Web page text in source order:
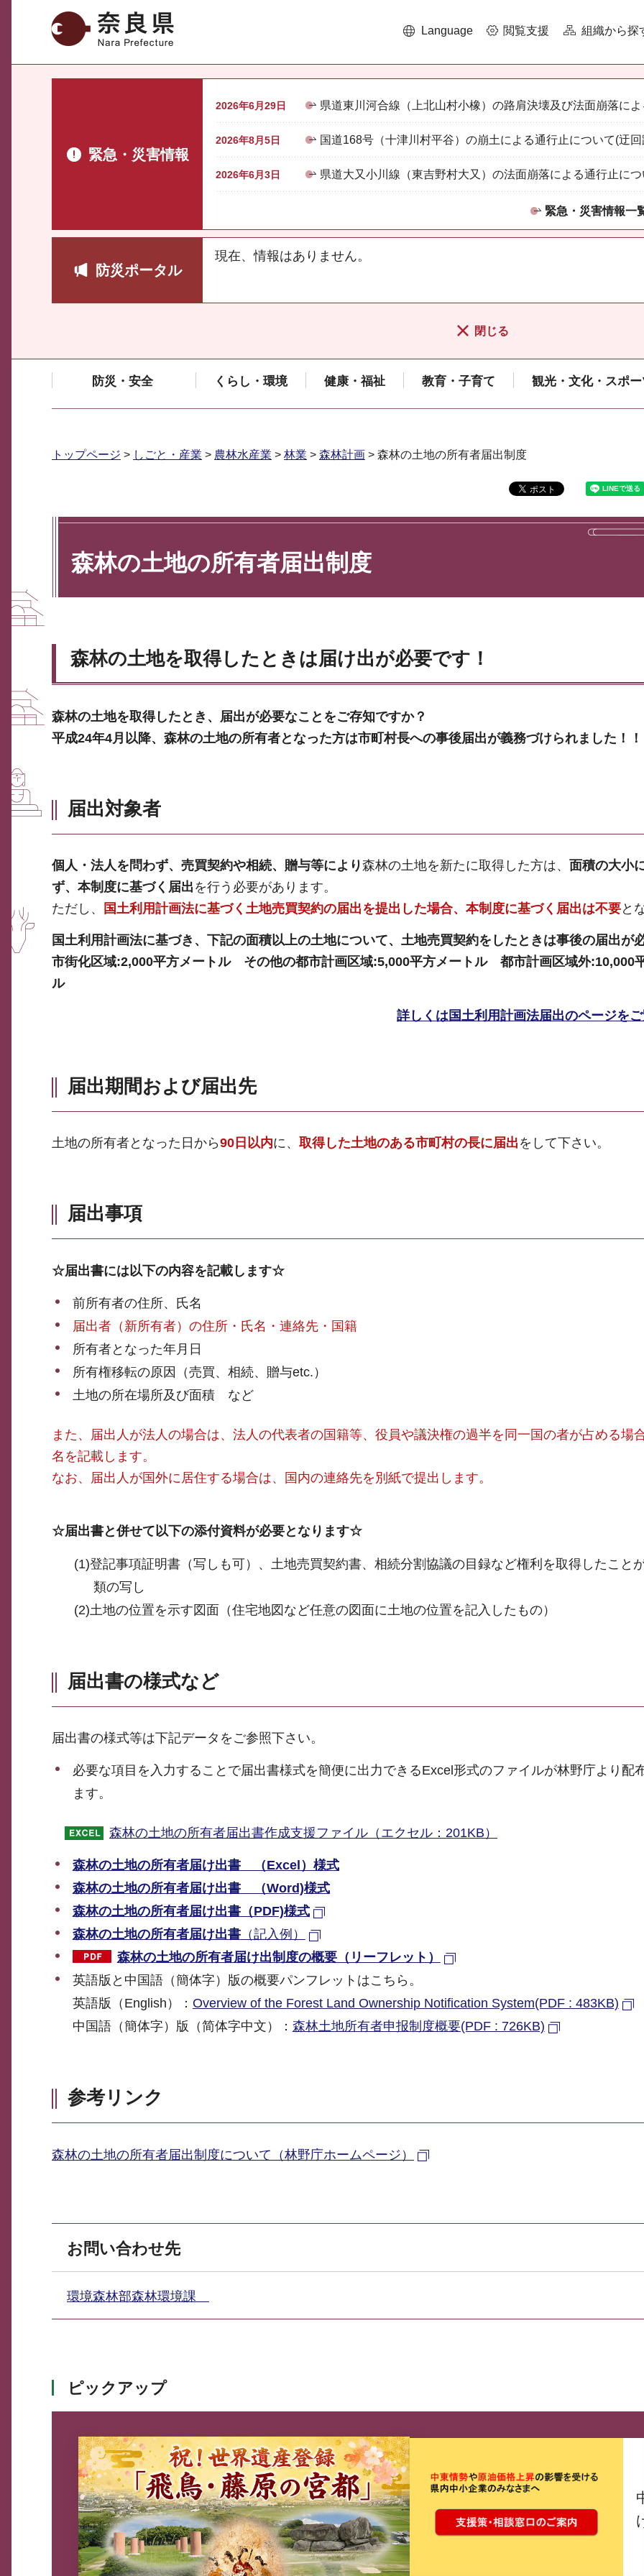
奈良県 Language 閲覧支援 組織から探
緊急・災害情報
2026年6月29日 県道東川河合線（上北山村小橡）の路肩決壊及び法面崩落に
2026年8月5日 国道168号（十津川村平谷）の崩土による通行止について(迂
2026年6月3日 県道大又小川線（東吉野村大又）の法面崩落による通行止につ
緊急・災害情報一
防災ポータル
現在、情報はありません。
閉じる
防災・安全 くらし・環境 健康・福祉 教育・子育て 観光・文化・スポー
トップページ > しごと・産業 > 農林水産業 > 林業 > 森林計画 > 森林の土地の所有者届出制度
森林の土地の所有者届出制度
森林の土地を取得したときは届け出が必要です！
森林の土地を取得したとき、届出が必要なことをご存知ですか？
平成24年4月以降、森林の土地の所有者となった方は市町村長への事後届出が義務づけられました！！
届出対象者
個人・法人を問わず、売買契約や相続、贈与等により森林の土地を新たに取得した方は、 面積の大小
ず、本制度に基づく届出 を行う必要があります。
ただし、
国土利用計画法に基づく土地売買契約の届出を提出した場合、本制度に基づく届出は不要と
国土利用計画法に基づき、下記の面積以上の土地について、土地売買契約をしたときは事後の届出が必
市街化区域:2,000平方メートル その他の都市計画区域:5,000平方メートル 都市計画区域外:10,000
ル
詳しくは国土利用計画法届出のページをご
届出期間および届出先
土地の所有者となった日から90日以内に、 取得した土地のある市町村の長に届出 をして下さい。
届出事項
☆届出書には以下の内容を記載します☆
前所有者の住所、氏名
届出者（新所有者）の住所・氏名・連絡先・国籍
所有者となった年月日
所有権移転の原因（売買、相続、贈与etc.）
土地の所在場所及び面積 など
また、届出人が法人の場合は、法人の代表者の国籍等、役員や議決権の過半を同一国の者が占める場
名を記載します。
なお、届出人が国外に居住する場合は、国内の連絡先を別紙で提出します。
☆届出書と併せて以下の添付資料が必要となります☆
(1)登記事項証明書（写しも可）、土地売買契約書、相続分割協議の目録など権利を取得したこと
類の写し
(2)土地の位置を示す図面（住宅地図など任意の図面に土地の位置を記入したもの）
届出書の様式など
届出書の様式等は下記データをご参照下さい。
必要な項目を入力することで届出書様式を簡便に出力できるExcel形式のファイルが林野庁より配
ます。
森林の土地の所有者届出書作成支援ファイル（エクセル：201KB）
森林の土地の所有者届け出書 （Excel）様式
森林の土地の所有者届け出書 （Word)様式
森林の土地の所有者届け出書（PDF)様式
森林の土地の所有者届け出書（記入例）
森林の土地の所有者届け出制度の概要（リーフレット）
英語版と中国語（簡体字）版の概要パンフレットはこちら。
英語版（English）： Overview of the Forest Land Ownership Notification System(PDF : 483KB)
中国語（簡体字）版（简体字中文）： 森林土地所有者申报制度概要(PDF : 726KB)
参考リンク
森林の土地の所有者届出制度について（林野庁ホームページ）
お問い合わせ先
環境森林部森林環境課
ピックアップ